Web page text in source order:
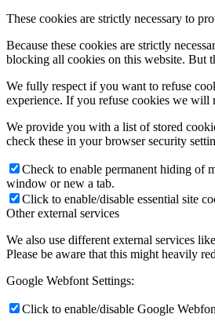
These cookies are strictly necessary to
Because these cookies are strictly
blocking all cookies on this website. But
We fully respect if you want to refuse
experience. If you refuse cookies we will
We provide you with a list of stored
check these in your browser security
Check to enable permanent hiding of
window or new a tab.
Click to enable/disable essential site
Other external services
We also use different external services
Please be aware that this might heavily
Google Webfont Settings:
Click to enable/disable Google